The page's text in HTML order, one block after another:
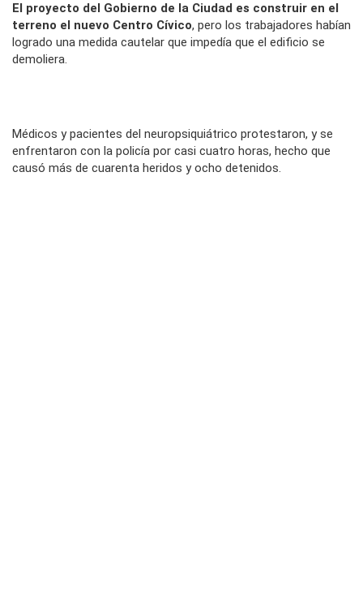
El proyecto del Gobierno de la Ciudad es construir en el
terreno el nuevo Centro Cívico, pero los trabajadores habían
logrado una medida cautelar que impedía que el edificio se
demoliera.
Médicos y pacientes del neuropsiquiátrico protestaron, y se
enfrentaron con la policía por casi cuatro horas, hecho que
causó más de cuarenta heridos y ocho detenidos.